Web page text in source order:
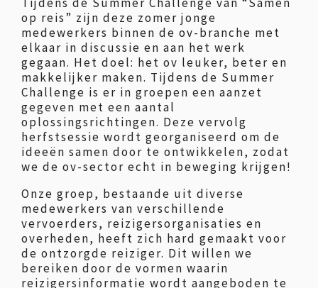
op reis” zijn deze zomer jonge
medewerkers binnen de ov-branche met
elkaar in discussie en aan het werk
gegaan. Het doel: het ov leuker, beter en
makkelijker maken. Tijdens de Summer
Challenge is er in groepen een aanzet
gegeven met een aantal
oplossingsrichtingen. Deze vervolg
herfstsessie wordt georganiseerd om de
ideeën samen door te ontwikkelen, zodat
we de ov-sector echt in beweging krijgen!
Onze groep, bestaande uit diverse
medewerkers van verschillende
vervoerders, reizigersorganisaties en
overheden, heeft zich hard gemaakt voor
de ontzorgde reiziger. Dit willen we
bereiken door de vormen waarin
reizigersinformatie wordt aangeboden te